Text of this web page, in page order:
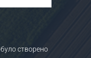
створено